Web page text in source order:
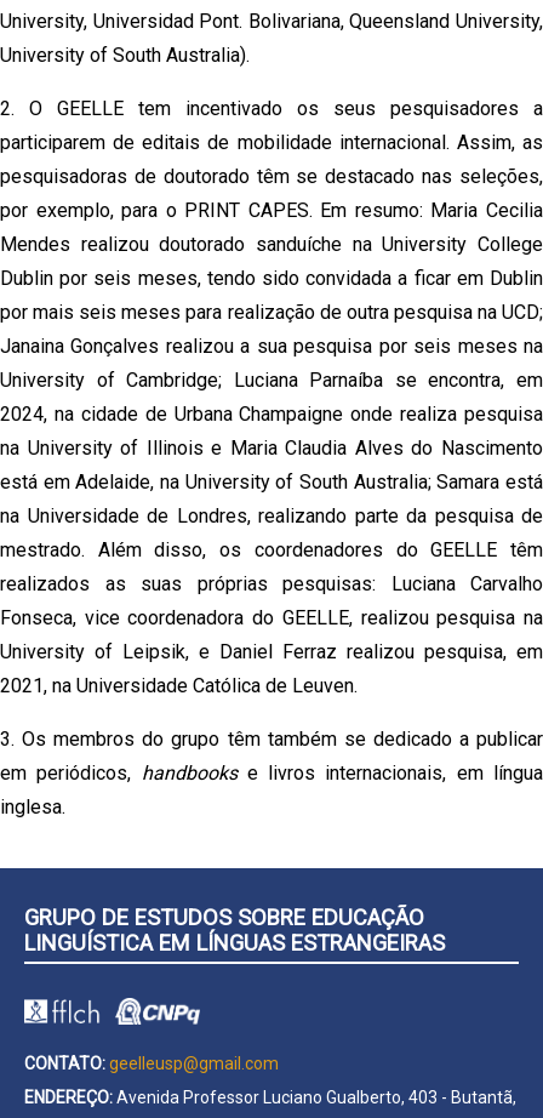
University, Universidad Pont. Bolivariana, Queensland University,
University of South Australia).
2. O GEELLE tem incentivado os seus pesquisadores a
participarem de editais de mobilidade internacional. Assim, as
pesquisadoras de doutorado têm se destacado nas seleções,
por exemplo, para o PRINT CAPES. Em resumo: Maria Cecilia
Mendes realizou doutorado sanduíche na University College
Dublin por seis meses, tendo sido convidada a ficar em Dublin
por mais seis meses para realização de outra pesquisa na UCD;
Janaina Gonçalves realizou a sua pesquisa por seis meses na
University of Cambridge; Luciana Parnaíba se encontra, em
2024, na cidade de Urbana Champaigne onde realiza pesquisa
na University of Illinois e Maria Claudia Alves do Nascimento
está em Adelaide, na University of South Australia; Samara está
na Universidade de Londres, realizando parte da pesquisa de
mestrado. Além disso, os coordenadores do GEELLE têm
realizados as suas próprias pesquisas: Luciana Carvalho
Fonseca, vice coordenadora do GEELLE, realizou pesquisa na
University of Leipsik, e Daniel Ferraz realizou pesquisa, em
2021, na Universidade Católica de Leuven.
3. Os membros do grupo têm também se dedicado a publicar
em periódicos, handbookse livros internacionais, em língua
inglesa.
GRUPO DE ESTUDOS SOBRE EDUCAÇÃO
LINGUÍSTICA EM LÍNGUAS ESTRANGEIRAS
CONTATO:geelleusp@gmail.com
ENDEREÇO:Avenida Professor Luciano Gualberto, 403 - Butantã,